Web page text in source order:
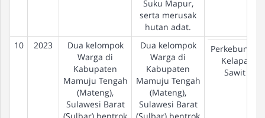
Suku Mapur,
serta merusak
hutan adat.
10 2023
Dua kelompok
Warga di
Kabupaten
Mamuju Tengah
(Mateng),
Sulawesi Barat
Dua kelompok
Warga di
Kabupaten
Mamuju Tengah
(Mateng),
Sulawesi Barat
Perkebunan
Kelapa
Sawit